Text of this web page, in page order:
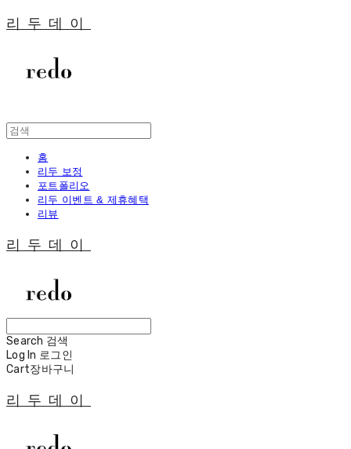
리두데이
홈
리두 보정
포트폴리오
리두 이벤트 & 제휴혜택
리뷰
리두데이
Search 검색
Log In 로그인
Cart장바구니
리두데이